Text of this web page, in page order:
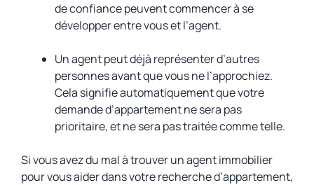
de confiance peuvent commencer à se
développer entre vous et l’agent.
Un agent peut déjà représenter d’autres
personnes avant que vous ne l’approchiez.
Cela signifie automatiquement que votre
demande d’appartement ne sera pas
prioritaire, et ne sera pas traitée comme telle.
Si vous avez du mal à trouver un agent immobilier
pour vous aider dans votre recherche d’appartement,